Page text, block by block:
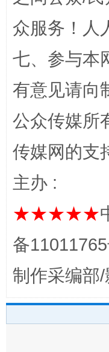
“蜀中异人”王
完善运行机制助
东山县通报“牛蛙产
众服务！人
七、参与本
有意见请向
公众传媒所
传媒网的支
主办 :
★★★★★
备
制作采编部